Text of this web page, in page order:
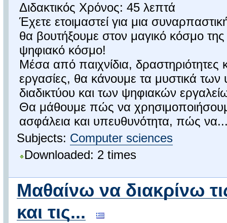
Διδακτικός Χρόνος: 45 λεπτά
Έχετε ετοιμαστεί για μια
θα βουτήξουμε στον μαγικό κόσμο της
ψηφιακό κόσμο!
Μέσα από παιχνίδια, δραστηριότητες
εργασίες, θα κάνουμε τα μυστικά των
διαδικτύου και των ψηφιακών
Θα μάθουμε πώς να
ασφάλεια και υπευθυνότητα, πώς
Subjects: Computer sciences
Downloaded: 2 times
Μαθαίνω να διακρίνω
και τις...